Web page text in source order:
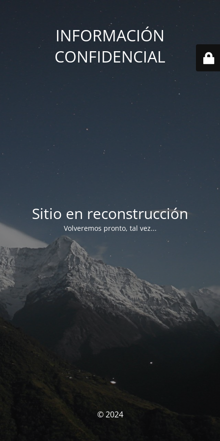
INFORMACIÓN
CONFIDENCIAL
Sitio en reconstrucción
Volveremos pronto, tal vez...
© 2024